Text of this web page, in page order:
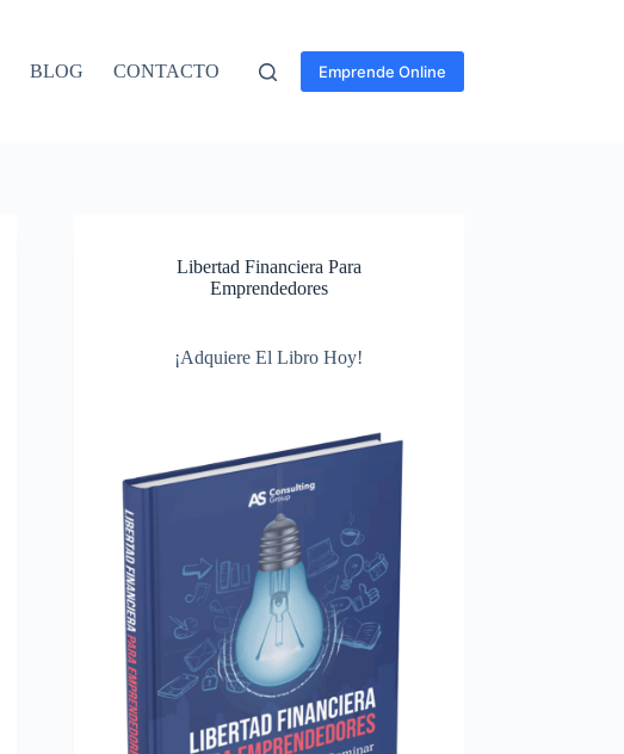
BLOG CONTACTO Emprende Online
Libertad Financiera Para
Emprendedores
¡Adquiere El Libro Hoy!